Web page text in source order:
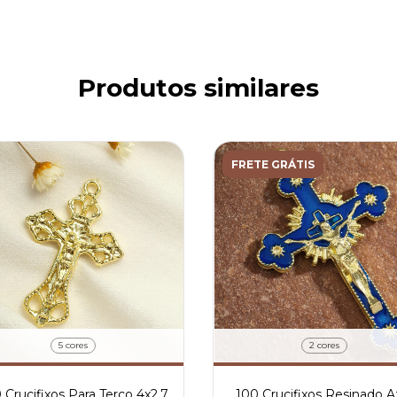
Produtos similares
5 cores
FRETE GRÁTIS
2 cores